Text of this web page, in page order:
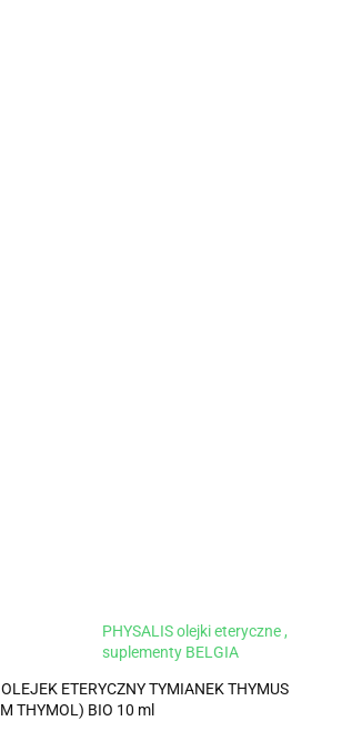
PHYSALIS olejki eteryczne ,
suplementy BELGIA
ETERYCZNY TYMIANEK THYMUS
THYMOL) BIO 10 ml